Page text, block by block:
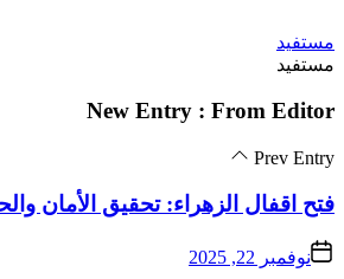
Skip
to
content
مستفيد
مستفيد
New Entry : From Editor
Prev Entry
فتح اقفال الزهراء: تحقيق الأمان
نوفمبر 22, 2025